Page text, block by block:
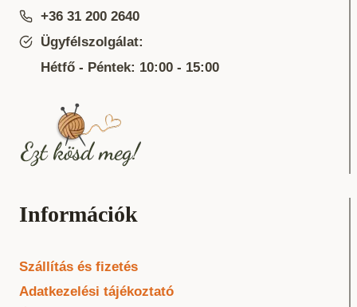
+36 31 200 2640
Ügyfélszolgálat:
Hétfő - Péntek: 10:00 - 15:00
Információk
Szállítás és fizetés
Adatkezelési tájékoztató